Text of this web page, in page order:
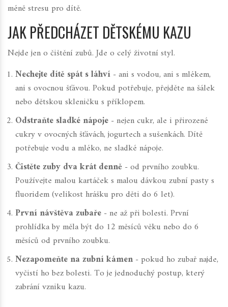
méně stresu pro dítě.
JAK PŘEDCHÁZET DĚTSKÉMU KAZU
Nejde jen o čištění zubů. Jde o celý životní styl.
Nechejte dítě spát s láhví - ani s vodou, ani s mlékem,
ani s ovocnou šťávou. Pokud potřebuje, přejděte na šálek
nebo dětskou skleničku s příklopem.
Odstraňte sladké nápoje - nejen cukr, ale i přirozené
cukry v ovocných šťávách, jogurtech a sušenkách. Dítě
potřebuje vodu a mléko, ne sladké nápoje.
Čistěte zuby dva krát denně - od prvního zoubku.
Používejte malou kartáček s malou dávkou zubní pasty s
fluoridem (velikost hrášku pro děti do 6 let).
První návštěva zubaře - ne až při bolesti. První
prohlídka by měla být do 12 měsíců věku nebo do 6
měsíců od prvního zoubku.
Nezapomeňte na zubní kámen - pokud ho zubař najde,
vyčistí ho bez bolesti. To je jednoduchý postup, který
zabrání vzniku kazu.